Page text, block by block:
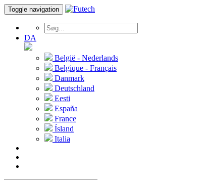
Toggle navigation
DA
België - Nederlands
Belgique - Français
Danmark
Deutschland
Eesti
España
France
Ísland
Italia